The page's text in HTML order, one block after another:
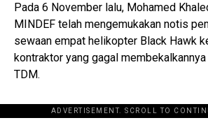
Pada 6 November lalu, Mohamed
MINDEF telah mengemukakan notis
sewaan empat helikopter Black Hawk
kontraktor yang gagal
TDM.
ADVERTISEMENT. SCROLL TO